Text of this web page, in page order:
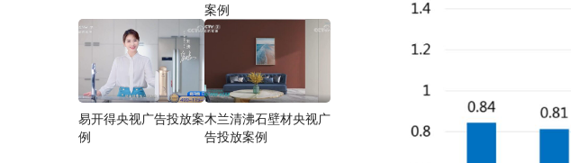
案例
易开得央视广告投放案
例
木兰清沸石壁材央视广
告投放案例